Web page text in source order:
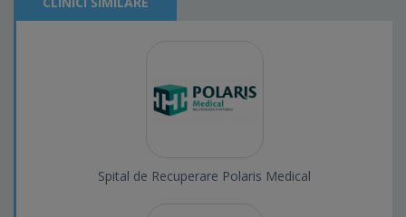
Spital de Recuperare Polaris Medical